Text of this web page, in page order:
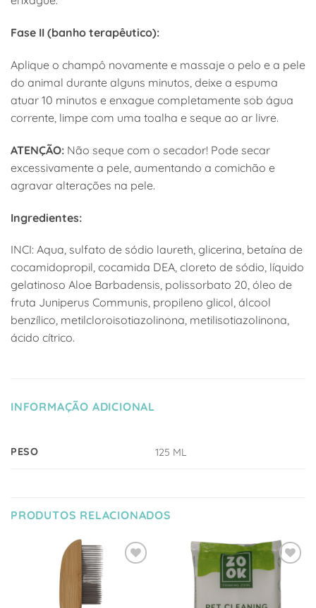
Fase II (banho terapêutico):
Aplique o champô novamente e massaje o pelo e a pele
do animal durante alguns minutos, deixe a espuma
atuar 10 minutos e enxague completamente sob água
corrente, limpe com uma toalha e seque ao ar livre.
ATENÇÃO: Não seque com o secador! Pode secar
excessivamente a pele, aumentando a comichão e
agravar alterações na pele.
Ingredientes:
INCI: Aqua, sulfato de sódio laureth, glicerina, betaína de
cocamidopropil, cocamida DEA, cloreto de sódio, líquido
gelatinoso Aloe Barbadensis, polissorbato 20, óleo de
fruta Juniperus Communis, propileno glicol, álcool
benzílico, metilcloroisotiazolinona, metilisotiazolinona,
ácido cítrico.
INFORMAÇÃO ADICIONAL
PESO 125 ML
PRODUTOS RELACIONADOS
Adicionar
à Lista
de
Desejos